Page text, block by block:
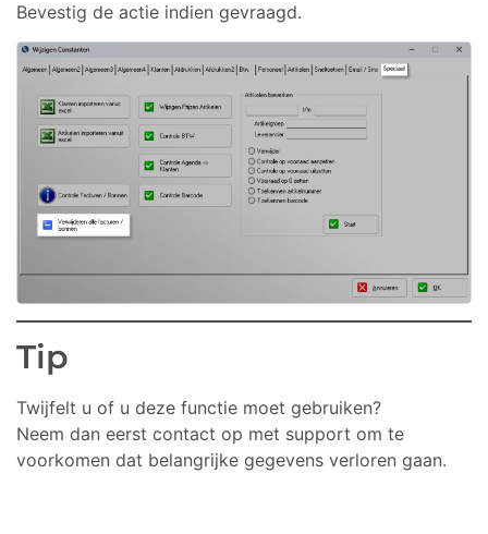
Bevestig de actie indien gevraagd.
Tip
Twijfelt u of u deze functie moet gebruiken?
Neem dan eerst contact op met support om te
voorkomen dat belangrijke gegevens verloren gaan.
Start Chat